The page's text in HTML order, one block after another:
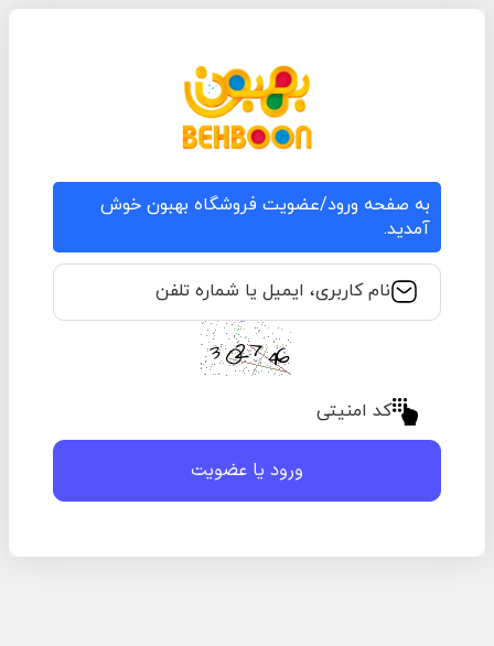
به صفحه ورود/عضویت فروشگاه بهبون خوش
آمدید.
نام کاربری، ایمیل یا شماره تلفن
کد امنیتی